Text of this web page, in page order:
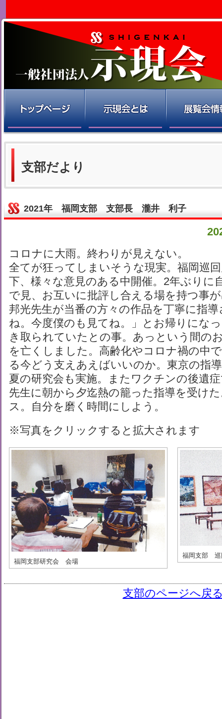
支部だより
2021年 福岡支部 支部長 瀧井 利子
コロナに大雨。終わりが見えない。
全てが狂ってしまいそうな現実。福岡巡
下、様々な意見のある中開催。2年ぶりに
で見、お互いに批評し合える場を持つ事
邦光先生が当番の方々の作品を丁寧に指
ね。今度僕のも見てね。」とお帰りにな
き取られていたとの事。あっという間の
を亡くしました。高齢化やコロナ禍の中
る今どう支えあえばいいのか。東京の指
夏の研究会も実施。またワクチンの後遺
先生に朝から夕迄熱の籠った指導を受け
ス。自分を磨く時間にしよう。
※写真をクリックすると拡大されます
福岡支部研究会 会場
福岡支部 巡
支部のページへ戻